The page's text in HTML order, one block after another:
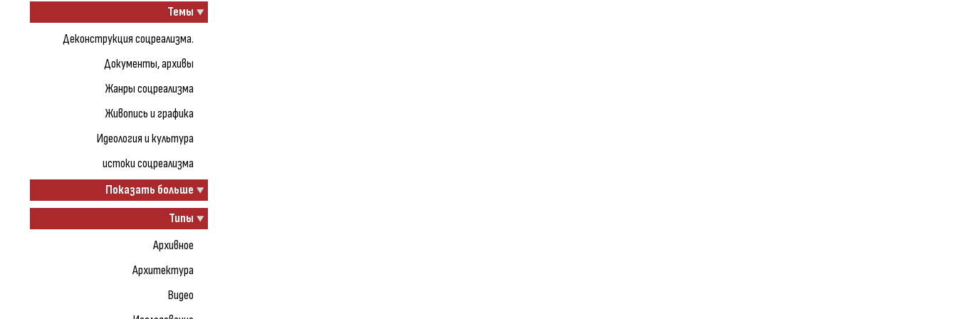
Темы
Деконструкция соцреализма.
Документы, архивы
Жанры соцреализма
Живопись и графика
Идеология и культура
истоки соцреализма
Показать больше
Типы
Архивное
Архитектура
Видео